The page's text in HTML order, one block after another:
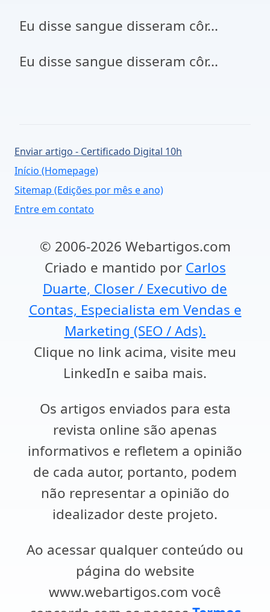
Eu disse sangue disseram côr...
Eu disse sangue disseram côr...
Enviar artigo - Certificado Digital 10h
Início (Homepage)
Sitemap (Edições por mês e ano)
Entre em contato
© 2006-2026 Webartigos.com
Criado e mantido por Carlos
Duarte, Closer / Executivo de
Contas, Especialista em Vendas e
Marketing (SEO / Ads).
Clique no link acima, visite meu
LinkedIn e saiba mais.
Os artigos enviados para esta
revista online são apenas
informativos e refletem a opinião
de cada autor, portanto, podem
não representar a opinião do
idealizador deste projeto.
Ao acessar qualquer conteúdo ou
página do website
www.webartigos.com você